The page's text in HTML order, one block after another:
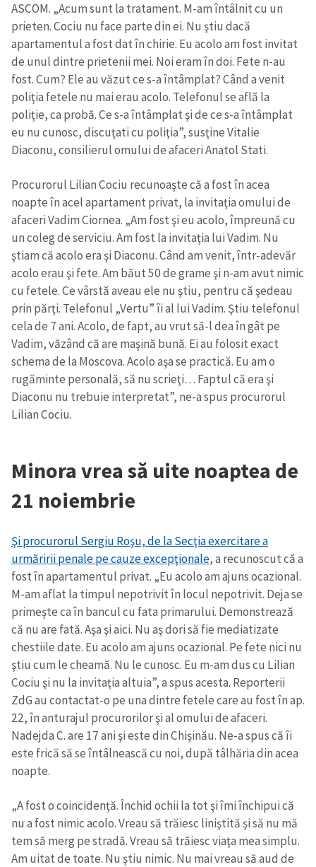
ASCOM. „Acum sunt la tratament. M-am întâlnit cu un
prieten. Cociu nu face parte din ei. Nu ştiu dacă
apartamentul a fost dat în chirie. Eu acolo am fost invitat
de unul dintre prietenii mei. Noi eram în doi. Fete n-au
fost. Cum? Ele au văzut ce s-a întâmplat? Când a venit
poliţia fetele nu mai erau acolo. Telefonul se află la
poliţie, ca probă. Ce s-a întâmplat şi de ce s-a întâmplat
eu nu cunosc, discuţati cu poliţia”, susţine Vitalie
Diaconu, consilierul omului de afaceri Anatol Stati.
Procurorul Lilian Cociu recunoaşte că a fost în acea
noapte în acel apartament privat, la invitaţia omului de
afaceri Vadim Ciornea. „Am fost şi eu acolo, împreună cu
un coleg de serviciu. Am fost la invitaţia lui Vadim. Nu
ştiam că acolo era şi Diaconu. Când am venit, într-adevăr
acolo erau şi fete. Am băut 50 de grame şi n-am avut nimic
cu fetele. Ce vârstă aveau ele nu ştiu, pentru că şedeau
prin părţi. Telefonul „Vertu” îi al lui Vadim. Ştiu telefonul
cela de 7 ani. Acolo, de fapt, au vrut să-l dea în gât pe
Vadim, văzând că are maşină bună. Ei au folosit exact
schema de la Moscova. Acolo aşa se practică. Eu am o
rugăminte personală, să nu scrieţi… Faptul că era şi
Diaconu nu trebuie interpretat”, ne-a spus procurorul
Lilian Cociu.
Minora vrea să uite noaptea de
21 noiembrie
Şi procurorul Sergiu Roşu, de la Secţia exercitare a
urmăririi penale pe cauze excepţionale, a recunoscut că a
fost în apartamentul privat. „Eu acolo am ajuns ocazional.
M-am aflat la timpul nepotrivit în locul nepotrivit. Deja se
primeşte ca în bancul cu fata primarului. Demonstrează
că nu are fată. Aşa şi aici. Nu aş dori să fie mediatizate
chestiile date. Eu acolo am ajuns ocazional. Pe fete nici nu
ştiu cum le cheamă. Nu le cunosc. Eu m-am dus cu Lilian
Cociu şi nu la invitaţia altuia”, a spus acesta. Reporterii
ZdG au contactat-o pe una dintre fetele care au fost în ap.
22, în anturajul procurorilor şi al omului de afaceri.
Nadejda C. are 17 ani şi este din Chişinău. Ne-a spus că îi
este frică să se întâlnească cu noi, după tâlhăria din acea
noapte.
„A fost o coincidenţă. Închid ochii la tot şi îmi închipui că
nu a fost nimic acolo. Vreau să trăiesc liniştită şi să nu mă
tem să merg pe stradă. Vreau să trăiesc viaţa mea simplu.
Am uitat de toate. Nu ştiu nimic. Nu mai vreau să aud de